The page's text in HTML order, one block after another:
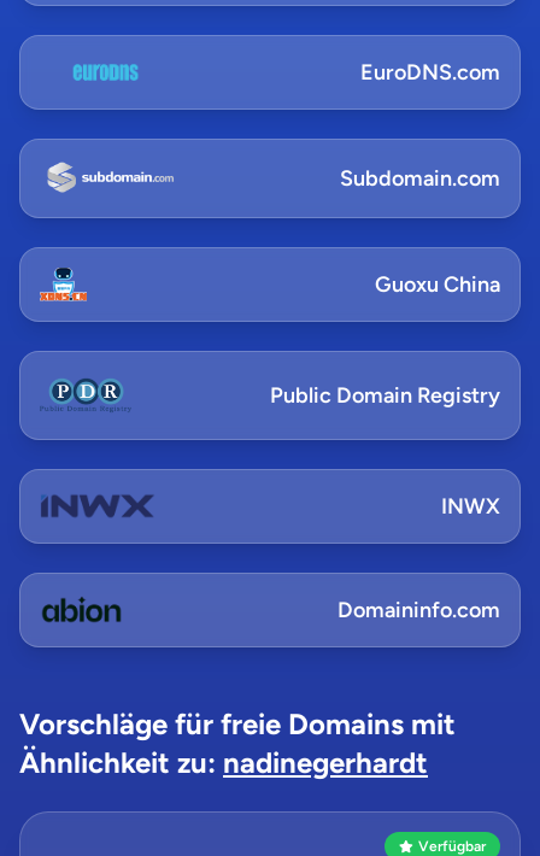
EuroDNS.com
Subdomain.com
Guoxu China
Public Domain Registry
INWX
Domaininfo.com
Vorschläge für freie Domains mit
Ähnlichkeit zu: nadinegerhardt
Verfügbar